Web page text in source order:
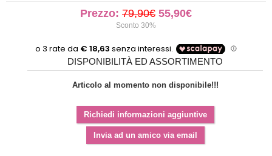
Prezzo: 79,90€ 55,90€
Sconto 30%
DISPONIBILITÀ ED ASSORTIMENTO
Articolo al momento non disponibile!!!